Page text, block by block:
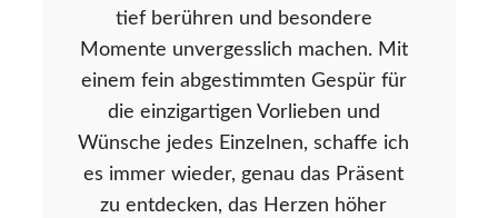
tief berühren und besondere
Momente unvergesslich machen. Mit
einem fein abgestimmten Gespür für
die einzigartigen Vorlieben und
Wünsche jedes Einzelnen, schaffe ich
es immer wieder, genau das Präsent
zu entdecken, das Herzen höher